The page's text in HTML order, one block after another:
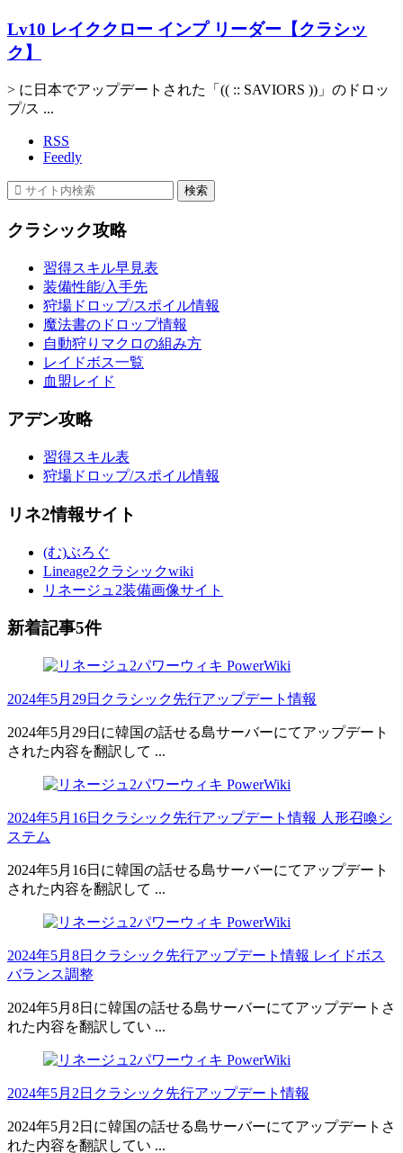
Lv10 レイククロー インプ リーダー【クラシッ
ク】
> に日本でアップデートされた「(( :: SAVIORS ))」のドロッ
プ/ス ...
RSS
Feedly
クラシック攻略
習得スキル早見表
装備性能/入手先
狩場ドロップ/スポイル情報
魔法書のドロップ情報
自動狩りマクロの組み方
レイドボス一覧
血盟レイド
アデン攻略
習得スキル表
狩場ドロップ/スポイル情報
リネ2情報サイト
(む)ぶろぐ
Lineage2クラシックwiki
リネージュ2装備画像サイト
新着記事5件
2024年5月29日クラシック先行アップデート情報
2024年5月29日に韓国の話せる島サーバーにてアップデート
された内容を翻訳して ...
2024年5月16日クラシック先行アップデート情報 人形召喚シ
ステム
2024年5月16日に韓国の話せる島サーバーにてアップデート
された内容を翻訳して ...
2024年5月8日クラシック先行アップデート情報 レイドボス
バランス調整
2024年5月8日に韓国の話せる島サーバーにてアップデートさ
れた内容を翻訳してい ...
2024年5月2日クラシック先行アップデート情報
2024年5月2日に韓国の話せる島サーバーにてアップデートさ
れた内容を翻訳してい ...